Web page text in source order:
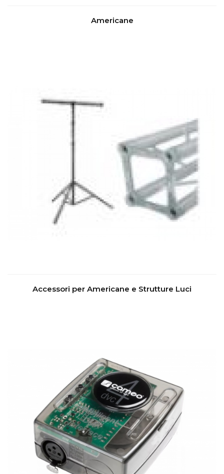
Americane
Accessori per Americane e Strutture Luci